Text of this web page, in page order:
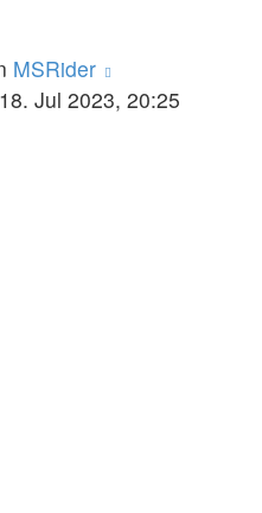
MSRider
Jul 2023, 20:25